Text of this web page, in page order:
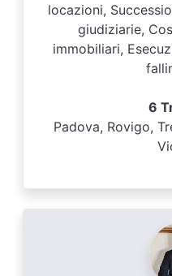
locazioni,
giudiziarie,
immobiliari,
6
Padova, Rovigo,